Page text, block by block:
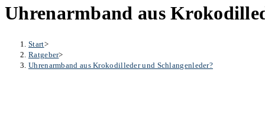
Uhrenarmband aus
Start>
Ratgeber>
Uhrenarmband aus Krokodilleder und Schlangenleder?